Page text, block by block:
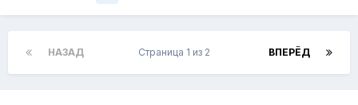
НАЗАД ВПЕРЁД
Страница 1 из 2